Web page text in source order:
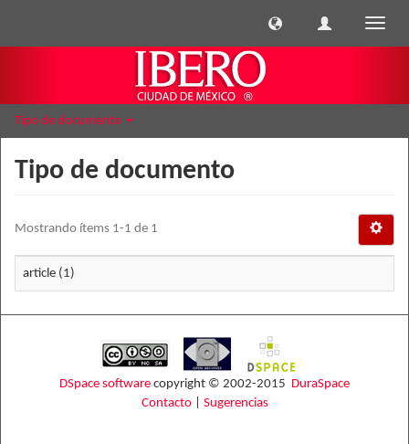
Tipo de documento
Tipo de documento
Mostrando ítems 1-1 de 1
article (1)
DSpace software copyright © 2002-2015 DuraSpace
Contacto| Sugerencias